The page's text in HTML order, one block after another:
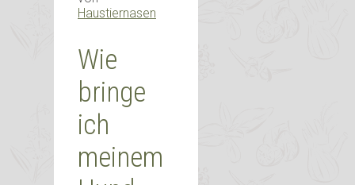
Haustiernasen
Wie
bringe
ich
meinem